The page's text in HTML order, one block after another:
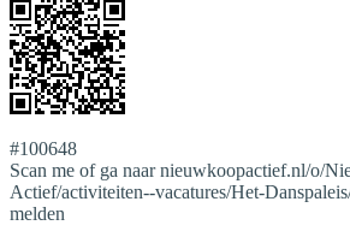
#100648
Scan me of ga naar nieuwkoopactief.nl/o/
Actief/activiteiten--vacatures/Het-
melden